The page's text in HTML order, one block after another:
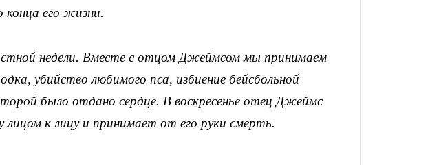
конца его жизни.
недели. Вместе с отцом Джеймсом мы принимаем
убийство любимого пса, избиение бейсбольной
было отдано сердце. В воскресенье отец Джеймс
лицом к лицу и принимает от его руки смерть.